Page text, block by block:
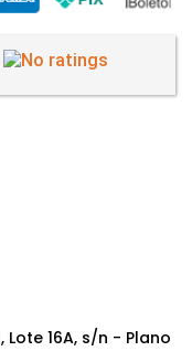
Lote 16A, s/n - Plano